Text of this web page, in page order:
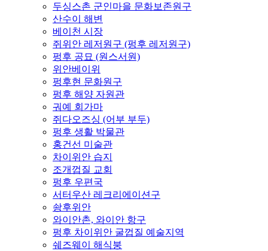
두싱스촌 군인마을 문화보존원구
산수이 해변
베이천 시장
쥐위안 레저원구 (펑후 레저원구)
펑후 공묘 (원스서원)
위안베이위
펑후현 문화원구
펑후 해양 자원관
궈예 회가마
쥐다오즈싱 (어부 부두)
펑후 생활 박물관
홍건선 미술관
차이위안 습지
조개껍질 교회
펑후 우편국
서터우산 레크리에이션구
솽후위안
와이안촌, 와이안 항구
펑후 차이위안 굴껍질 예술지역
쉐즈웨이 해식붕